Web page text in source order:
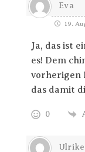
Eva
19.
Ja, das ist
es! Dem
vorherigen
das damit
0
Ulrike